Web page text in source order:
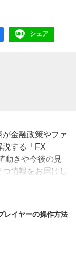
LINE
シェア
金融政策やファ
説する「FX
動きや今後の見
情報をお届けし
レイヤーの操作方法